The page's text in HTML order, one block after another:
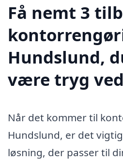
Få nemt 3
Hundslund,
være tryg ved
Når det kommer til
Hundslund, er det
løsning, der passer til